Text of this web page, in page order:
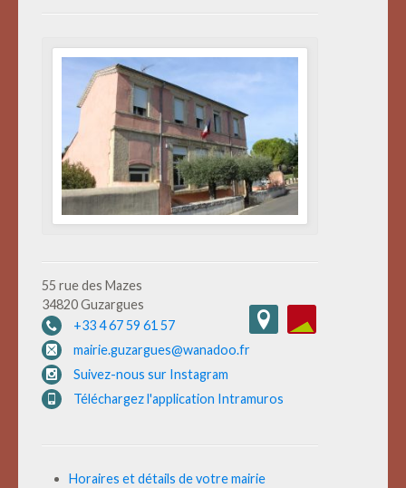
55 rue des Mazes
34820 Guzargues
+33 4 67 59 61 57
mairie.guzargues@wanadoo.fr
Suivez-nous sur Instagram
Téléchargez l'application Intramuros
Horaires et détails de votre mairie